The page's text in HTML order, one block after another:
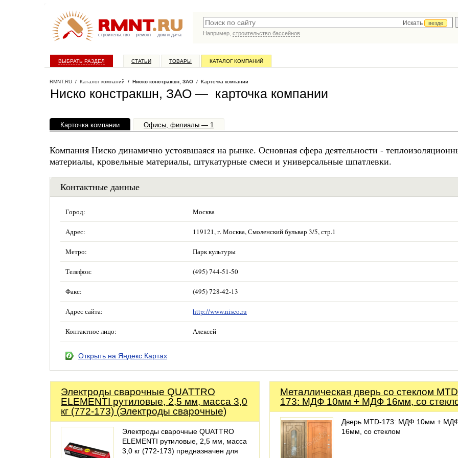
строительство ремонт дом и дача
Искать
везде
Например, строительство бассейнов
ВЫБРАТЬ РАЗДЕЛ СТАТЬИ ТОВАРЫ КАТАЛОГ КОМПАНИЙ
RMNT.RU / Каталог компаний / Ниско констракшн, ЗАО / Карточка компании
Ниско констракшн, ЗАО — карточка компании
Карточка компании Офисы, филиалы — 1
Компания Ниско динамично устоявшаяся на рынке. Основная сфера деятельности -
материалы, кровельные материалы, штукатурные смеси и универсальные шпатлевки.
Контактные данные
Город: Москва
Адрес: 119121, г. Москва, Смоленский бульвар 3/5, стр.1
Метро: Парк культуры
Телефон: (495) 744-51-50
Факс: (495) 728-42-13
Адрес сайта: http://www.nisco.ru
Контактное лицо: Алексей
Открыть на Яндекс.Картах
Электроды сварочные QUATTRO
ELEMENTI рутиловые, 2,5 мм, масса 3,0
кг (772-173) (Электроды сварочные)
Электроды сварочные QUATTRO
ELEMENTI рутиловые, 2,5 мм, масса
3,0 кг (772-173) предназначен для
Металлическая дверь со стеклом
173: МДФ 10мм + МДФ 16мм, со
Дверь MTD-173: МДФ 10мм +
16мм, со стеклом